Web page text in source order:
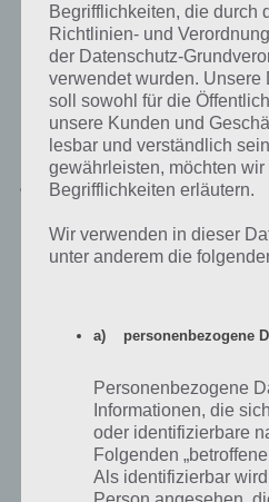
Jetzt kostenlos
100 Squares ist ein tolles
sondern auch an einem
Die Level sind zum Teil recht knifflig,
doch mal klemmt.
100 Squares für
Begrifflichkeiten, die durch
Richtlinien- und
der Datenschutz-
verwendet wurden. Unsere
soll sowohl für die
unsere Kunden und
lesbar und verständlich
gewährleisten, möchten
Begrifflichkeiten erläutern.
Wir verwenden in dieser
unter anderem die
a) personenbezogene
Personenbezogene
Informationen, die
oder identifizierbare
Folgenden
Als identifizierbar